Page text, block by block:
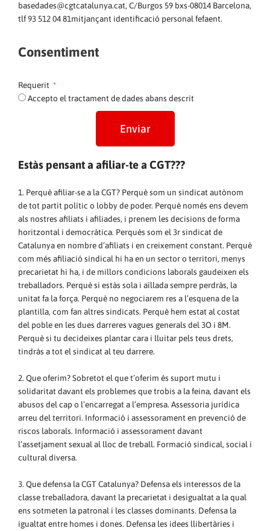
basedades@cgtcatalunya.cat, C/Burgos 59 bxs-08014 Barcelona,
tlf 93 512 04 81mitjançant identificació personal fefaent.
Consentiment
Requerit
Accepto el tractament de dades abans descrit
Enviar
Estàs pensant a afiliar-te a CGT???
1. Perquè afiliar-se a la CGT? Perquè som un sindicat autònom
de tot partit polític o lobby de poder. Perquè només ens devem
als nostres afiliats i afiliades, i prenem les decisions de forma
horitzontal i democràtica. Perquès som el 3r sindicat de
Catalunya en nombre d’afiliats i en creixement constant. Perquè
com més afiliació sindical hi ha en un sector o territori, menys
precarietat hi ha, i de millors condicions laborals gaudeixen els
treballadors. Perquè si estàs sola i aïllada sempre perdràs, la
unitat fa la força. Perquè no negociarem res a l’esquena de la
plantilla, com fan altres sindicats. Perquè hem estat al costat
del poble en les dues darreres vagues generals del 3O i 8M.
Perquè si tu decideixes plantar cara i lluitar pels teus drets,
tindràs a tot el sindicat al teu darrere.
2. Que oferim? Sobretot el que t’oferim és suport mutu i
solidaritat davant els problemes que trobis a la feina, davant els
abusos del cap o l’encarregat a l’empresa. Assessoria jurídica
arreu del territori. Informació i assessorament en prevenció de
riscos laborals. Informació i assessorament davant
l’assetjament sexual al lloc de treball. Formació sindical, social i
cultural diversa.
3. Que defensa la CGT Catalunya? Defensa els interessos de la
classe treballadora, davant la precarietat i desigualtat a la qual
ens sotmeten la patronal i les classes dominants. Defensa la
igualtat entre homes i dones. Defensa les idees llibertàries i